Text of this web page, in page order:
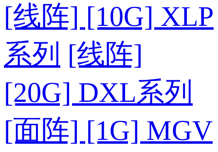
[线阵] [10G] XLP
系列 [线阵]
[20G] DXL系列
[面阵] [1G] MGV